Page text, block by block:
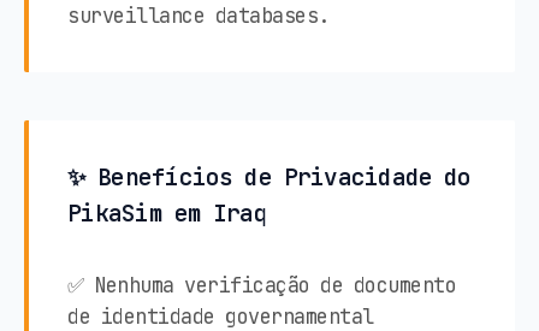
surveillance databases.
✨ Benefícios de Privacidade do
PikaSim em Iraq
✅ Nenhuma verificação de documento
de identidade governamental